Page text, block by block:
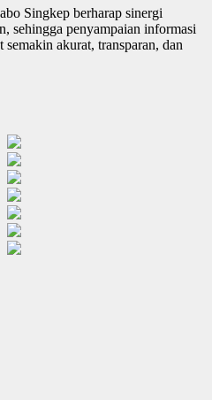
Singkep berharap sinergi
sehingga penyampaian informasi
akurat, transparan, dan